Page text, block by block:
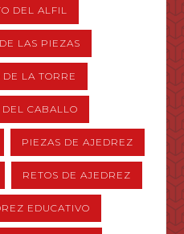
DEL ALFIL
LAS PIEZAS
LA TORRE
CABALLO
PIEZAS DE AJEDREZ
RETOS DE AJEDREZ
EDUCATIVO